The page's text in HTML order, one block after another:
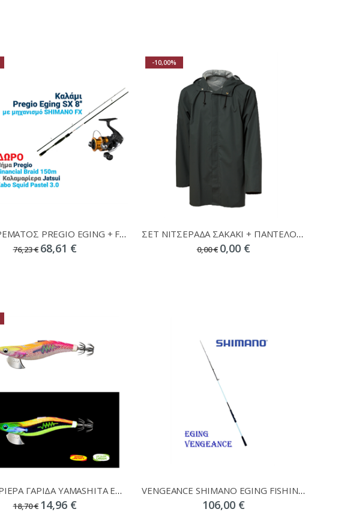
ΣΕΤ ΨΑΡΕΜΑΤΟΣ PREGIO EGING + FX 2500 + ΔΩΡΟ ΝΗΜΑ
76,23 € 68,61 €
-10,00%
ΣΕΤ ΝΙΤΣΕΡΑΔΑ ΣΑΚΑΚΙ + ΠΑΝΤΕΛΟΝΙ VIKING + ΔΩΡΟ ΓΑΛΟΤΣΕΣ PVC
0,00 € 0,00 €
ΚΑΛΑΜΑΡΙΕΡΑ ΓΑΡΙΔΑ YAMASHITA EGI OH STROBE FIN NEONBRIGHT
18,70 € 14,96 €
VENGEANCE SHIMANO EGING FISHING SET + FX 2500 + FREE LINE + DTD SPECIAL OITA GIFT
106,00 €